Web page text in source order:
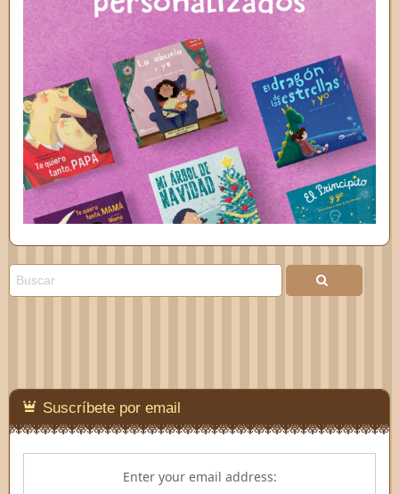
Suscríbete por email
Enter your email address: